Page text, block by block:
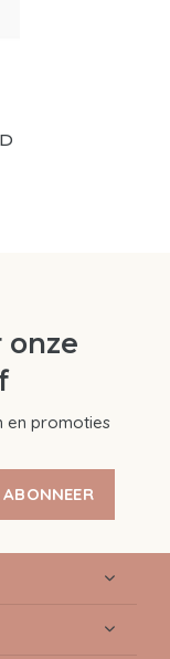
onze
en promoties
ABONNEER